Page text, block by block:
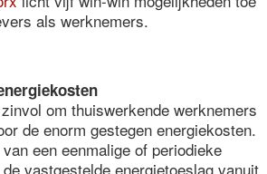
als werknemers.
om thuiswerkende werknemers
de enorm gestegen energiekosten.
een eenmalige of periodieke
vastgestelde energietoeslag vanuit